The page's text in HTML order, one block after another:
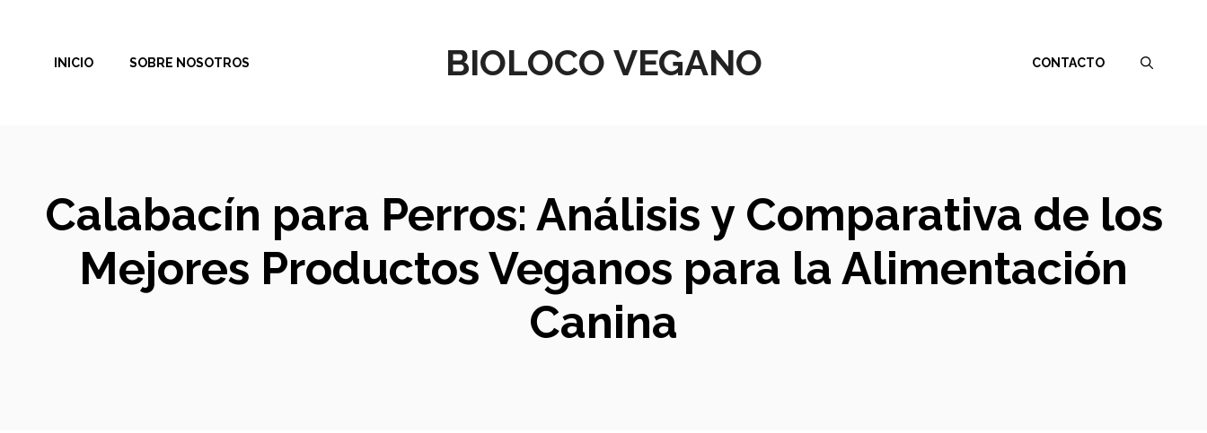
contenido
BIOLOCO VEGANO
INICIO SOBRE NOSOTROS CONTACTO
Calabacín para Perros: Análisis y Comparativa de los
Mejores Productos Veganos para la Alimentación
Canina